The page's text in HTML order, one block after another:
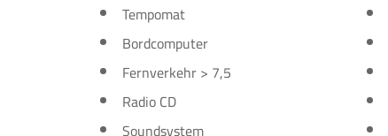
Tempomat
Bordcomputer
Fernverkehr > 7,5
Radio CD
Soundsystem